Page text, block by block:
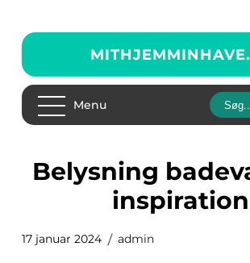
MITHJEMMINHAVE.
Menu
belysning badeværelse
inspiration
17 januar 2024 admin